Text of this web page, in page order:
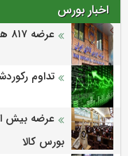
اخبار بورس
عرضه‌ ۸۱۷ هزار تنی محصولات در بورس کالا
تداوم
بورس کالا